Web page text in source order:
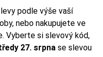
podle výše vaší
nebo nakupujete ve
Vyberte si slevový kód,
27. srpna se slevou